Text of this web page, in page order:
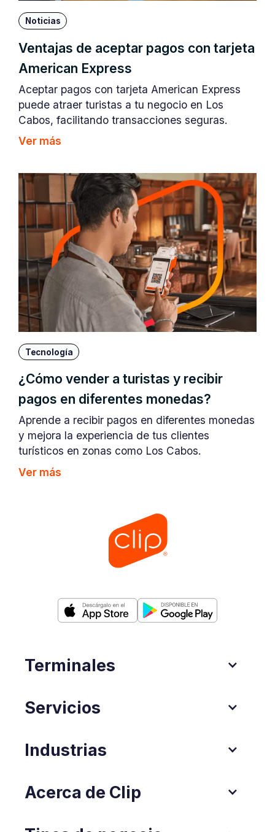
Noticias
Ventajas de aceptar pagos con tarjeta
American Express
Aceptar pagos con tarjeta American Express
puede atraer turistas a tu negocio en Los
Cabos, facilitando transacciones seguras.
Ver más
Tecnología
¿Cómo vender a turistas y recibir
pagos en diferentes monedas?
Aprende a recibir pagos en diferentes monedas
y mejora la experiencia de tus clientes
turísticos en zonas como Los Cabos.
Ver más
Terminales
Servicios
Industrias
Acerca de Clip